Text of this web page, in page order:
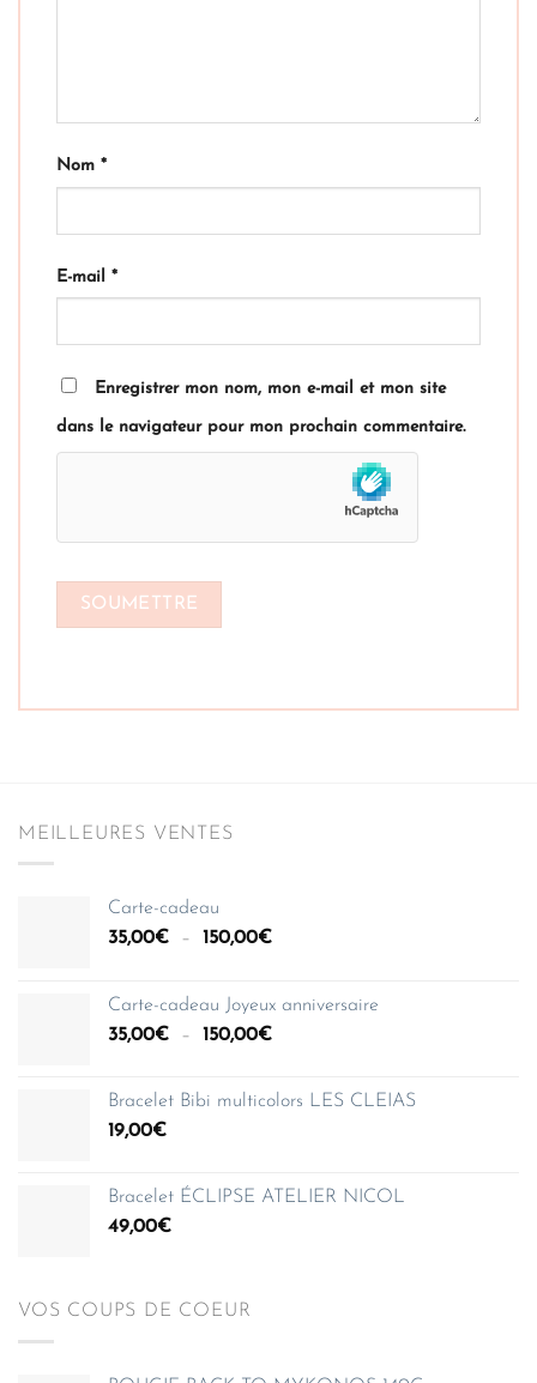
Nom *
E-mail *
Enregistrer mon nom, mon e-mail et mon site
dans le navigateur pour mon prochain commentaire.
MEILLEURES VENTES
Carte-cadeau
35,00€ – 150,00€Plage
35,00€
à
Carte-cadeau Joyeux anniversaire
35,00€ – 150,00€Plage
35,00€
Bracelet Bibi multicolors LES CLEIAS
19,00€
Bracelet ÉCLIPSE ATELIER NICOL
49,00€
VOS COUPS DE COEUR